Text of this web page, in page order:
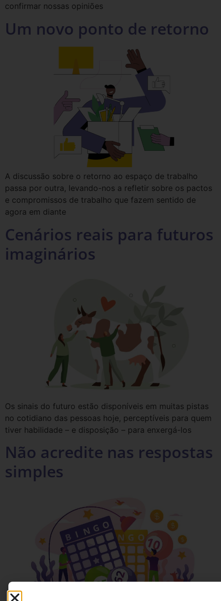
confirmar nossas opiniões
Um novo ponto de retorno
A discussão sobre o retorno ao espaço de trabalho
passa por outra, levando-nos a refletir sobre os pactos
e compromissos de trabalho que fazem sentido de
agora em diante
Cenários reais para futuros
imaginários
Os sinais do futuro estão disponíveis em muitas pistas
no cotidiano das pessoas hoje, perceptíveis para quem
tiver habilidade – e disposição – para enxergá-los
Não acredite nas respostas
simples